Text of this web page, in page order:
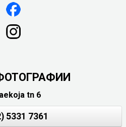
tn 6
5331 7361